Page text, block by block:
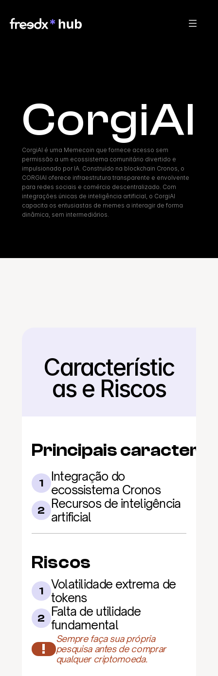
CorgiAI
CorgiAI é uma Memecoin que fornece acesso sem
permissão a um ecossistema comunitário divertido e
impulsionado por IA. Construído na blockchain Cronos, o
CORGIAI oferece infraestrutura transparente e envolvente
para redes sociais e comércio descentralizado. Com
integrações únicas de inteligência artificial, o CorgiAI
capacita os entusiastas de memes a interagir de forma
dinâmica, sem intermediários.
Voltar
Característic
as e Riscos
Principais
1
Integração do
ecossistema Cronos
2 Recursos de inteligência
artificial
Riscos
1
Volatilidade extrema de
tokens
2 Falta de utilidade
fundamental
!
Sempre faça sua própria
pesquisa antes de comprar
qualquer criptomoeda.